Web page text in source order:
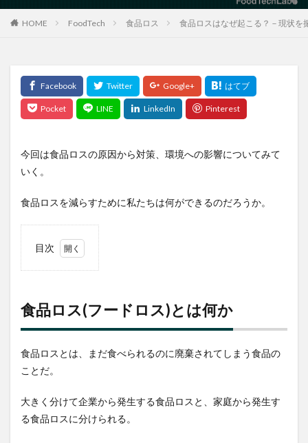
HOME FoodTech 食品ロス 食品ロスはなぜ起こる？－現状を
今回は食品ロスの原因から対策、環境への影響についてみて
いく。
食品ロスを減らすために私たちは何ができるのだろうか。
目次
(フ
ード
ロ
とは
何か
企業
にお
ける
食品ロス(フードロス)とは何か
食品ロスとは、まだ食べられるのに廃棄されてしまう食品の
ことだ。
大きく分けて企業から発生する食品ロスと、家庭から発生す
る食品ロスに分けられる。